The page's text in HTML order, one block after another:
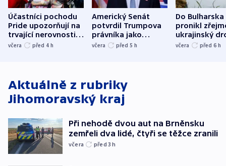
Účastníci pochodu
Pride upozorňují na
trvající nerovnosti i
společenskou
včera před 4 h
Americký Senát
potvrdil Trumpova
právníka jako
ministra
včera před 5 h
Do Bulharska
pronikl
ukrajinský
explodoval
včera před 6 h
Aktuálně z rubriky
Jihomoravský kraj
Při nehodě dvou aut na Brněnsku
zemřeli dva lidé, čtyři se těžce zranili
včera před 3h